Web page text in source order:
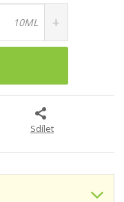
N
v
ý
t
m
n
o
ž
t
10ML
Sdílet